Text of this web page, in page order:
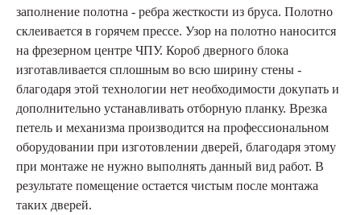
заполнение полотна - ребра жесткости из бруса. Полотно
склеивается в горячем прессе. Узор на полотно наносится
на фрезерном центре ЧПУ. Короб дверного блока
изготавливается сплошным во всю ширину стены -
благодаря этой технологии нет необходимости докупать и
дополнительно устанавливать отборную планку. Врезка
петель и механизма производится на профессиональном
оборудовании при изготовлении дверей, благодаря этому
при монтаже не нужно выполнять данный вид работ. В
результате помещение остается чистым после монтажа
таких дверей.